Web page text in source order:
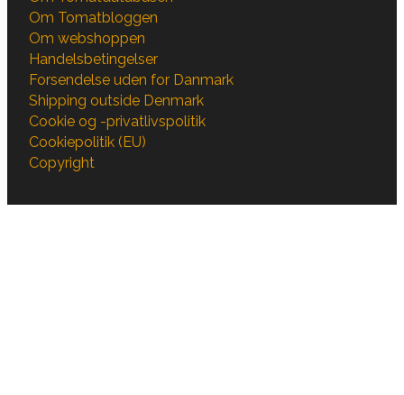
Om Tomatbloggen
Om webshoppen
Handelsbetingelser
Forsendelse uden for Danmark
Shipping outside Denmark
Cookie og -privatlivspolitik
Cookiepolitik (EU)
Copyright